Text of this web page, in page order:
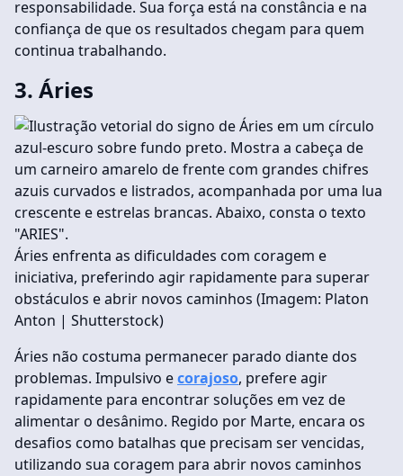
responsabilidade. Sua força está na constância e na
confiança de que os resultados chegam para quem
continua trabalhando.
3. Áries
Áries enfrenta as dificuldades com coragem e
iniciativa, preferindo agir rapidamente para superar
obstáculos e abrir novos caminhos (Imagem: Platon
Anton | Shutterstock)
Áries não costuma permanecer parado diante dos
problemas. Impulsivo ecorajoso, prefere agir
rapidamente para encontrar soluções em vez de
alimentar o desânimo. Regido por Marte, encara os
desafios como batalhas que precisam ser vencidas,
utilizando sua coragem para abrir novos caminhos